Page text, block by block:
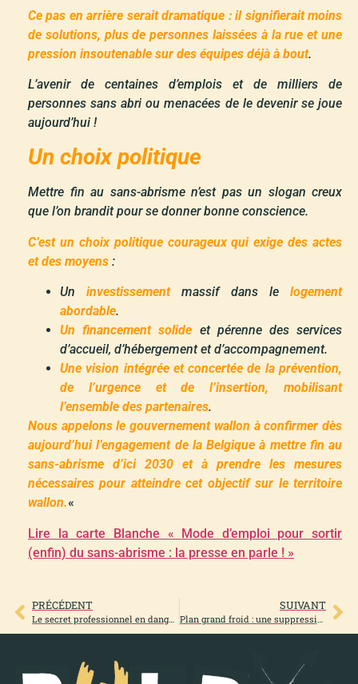
Ce pas en arrière serait dramatique : il signifierait moins
de solutions, plus de personnes laissées à la rue et une
pression insoutenable sur des équipes déjà à bout.
L’avenir de centaines d’emplois et de milliers de
personnes sans abri ou menacées de le devenir se joue
aujourd’hui !
Un choix politique
Mettre fin au sans-abrisme n’est pas un slogan creux
que l’on brandit pour se donner bonne conscience.
C’est un choix politique courageux qui exige des actes
et des moyens :
Uninvestissementmassif dans lelogement
abordable.
Un financement solide et pérenne des services
d’accueil, d’hébergement et d’accompagnement.
Une vision intégrée et concertée de la prévention,
de l’urgence et de l’insertion, mobilisant
l’ensemble des partenaires.
Nous appelons le gouvernement wallon à confirmer dès
aujourd’hui l’engagement de la Belgique à mettre fin au
sans-abrisme d’ici 2030 et à prendre les mesures
nécessaires pour atteindre cet objectif sur le territoire
wallon.«
Lire la carte Blanche « Mode d’emploi pour sortir
(enfin) du sans-abrisme : la presse en parle ! »
PRÉCÉDENT
Le secret professionnel en danger : 458bis : Le RWLP dit NON ! Avec beaucoup d’autres !
SUIVANT
Plan grand froid : une suppression qui fait honte !